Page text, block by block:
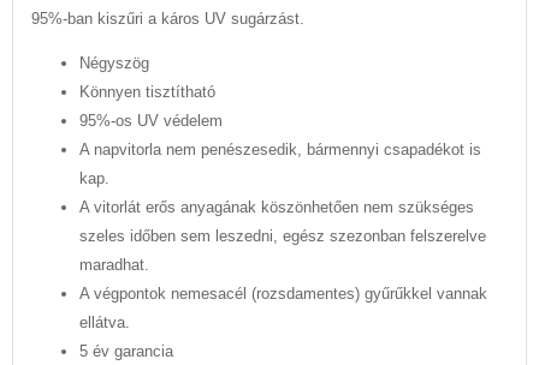
95%-ban kiszűri a káros UV sugárzást.
Négyszög
​Könnyen tisztítható
95%-os UV védelem
A napvitorla nem penészesedik, bármennyi csapadékot is
kap.
A vitorlát erős anyagának köszönhetően nem szükséges
szeles időben sem leszedni, egész szezonban felszerelve
maradhat.
A végpontok nemesacél (rozsdamentes) gyűrűkkel vannak
ellátva.
5 év garancia